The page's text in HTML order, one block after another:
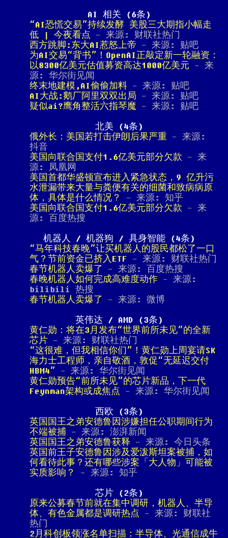
AI 相关 (6条)
“AI恐慌交易”持续发酵 美股三大期指小幅走
低 | 今夜看点 - 来源: 财联社热门
西方跳脚:东大AI惹怒上帝 - 来源: 贴吧
为AI交易“背书”！OpenAI正敲定新一轮融资：
以8300亿美元估值募资高达1000亿美元 - 来
源: 华尔街见闻
终末地建模,AI偷偷加料 - 来源: 贴吧
AI大战:鹅厂阿里双双出局 - 来源: 贴吧
疑似ai?鹰角整活六指琴魔 - 来源: 贴吧
北美 (4条)
俄外长：美国若打击伊朗后果严重 - 来源:
抖音
美国向联合国支付1.6亿美元部分欠款 - 来
源: 凤凰网
美国首都华盛顿宣布进入紧急状态，9 亿升污
水泄漏带来大量与粪便有关的细菌和致病病原
体，具体是什么情况？
- 来源: 知乎
美国向联合国支付1.6亿美元部分欠款 - 来
源: 百度热搜
机器人 / 机器狗 / 具身智能 (4条)
“马年科技春晚”让买机器人的股民都松了一口
气？节前资金已挤入ETF - 来源: 财联社热门
春节机器人卖爆了
- 来源: 百度热搜
春晚机器人如何完成高难度动作 - 来源:
bilibili 热搜
春节机器人卖爆了
- 来源: 微博
英伟达 / AMD (3条)
黄仁勋：将在3月发布“世界前所未见”的全新
芯片 - 来源: 财联社热门
“这很难，但我相信你们”！黄仁勋上周宴请SK
海力士工程师，亲自敬酒，敦促“无延迟交付
HBM4” - 来源: 华尔街见闻
黄仁勋预告“前所未见”的芯片新品，下一代
Feynman架构或成焦点 - 来源: 华尔街见闻
西欧 (3条)
英国国王之弟安德鲁因涉嫌担任公职期间行为
不端被捕 - 来源: 澎湃新闻
英国国王之弟安德鲁获释 - 来源: 今日头条
英国前王子安德鲁因涉及爱泼斯坦案被捕，如
何看待此事？还有哪些涉案「大人物」可能被
实质影响？
- 来源: 知乎
芯片 (2条)
原来公募春节前就在集中调研，机器人、半导
体、有色金属都是调研热点 - 来源: 财联社
热门
2月科创板领涨名单扫描：半导体、光通信成牛